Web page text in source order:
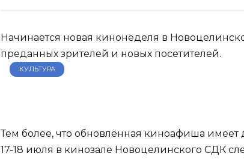
Начинается новая кинонеделя в
преданных зрителей и новых посетителей.
КУЛЬТУРА
Тем более, что обновлённая киноафиша
17-18 июля в кинозале Новоцелинского СДК